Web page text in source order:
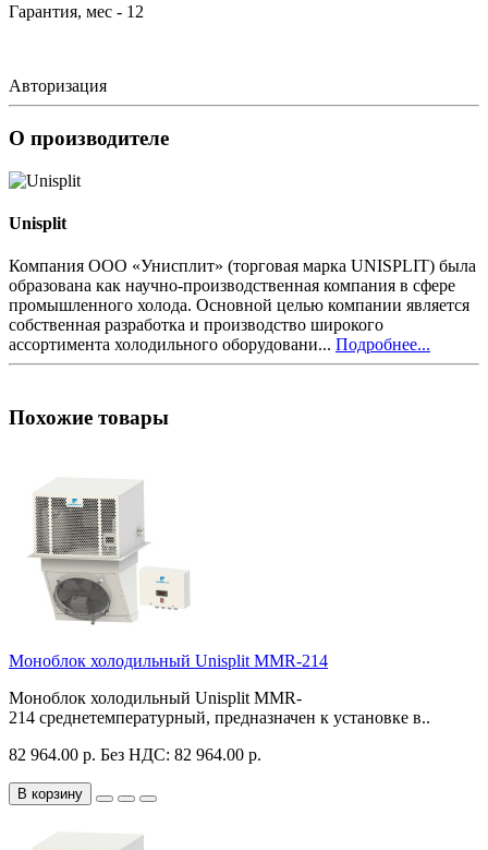
Гарантия, мес - 12
Авторизация
О производителе
Unisplit
Компания ООО «Унисплит» (торговая марка UNISPLIT) была
образована как научно-производственная компания в сфере
промышленного холода. Основной целью компании является
собственная разработка и производство широкого
ассортимента холодильного оборудовани... Подробнее...
Похожие товары
Моноблок холодильный Unisplit MMR-214
Моноблок холодильный Unisplit MMR-
214 среднетемпературный, предназначен к установке в..
82 964.00 р. Без НДС: 82 964.00 р.
В корзину